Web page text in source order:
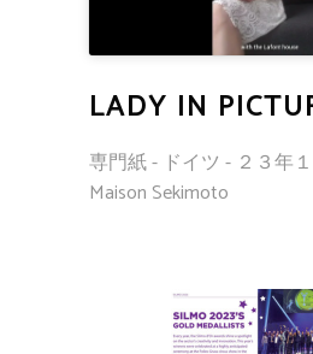
LADY IN
専門紙 - ドイツ - ２３年
Maison Sekimoto